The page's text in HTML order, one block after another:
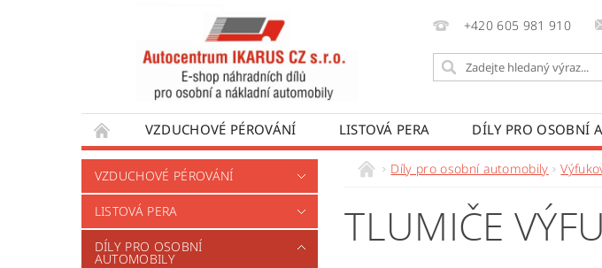
+420 605 981 910
VZDUCHOVÉ PÉROVÁNÍ LISTOVÁ PERA DÍLY PRO OSOBNÍ
DÍLY PRO AUTOBUSY
DÍLY PRO UŽÍTKOVÉ VOZY DÍLY PRO
VÝROBA VENTILŮ MOTORU
VZDUCHOVÉ PÉROVÁNÍ
LISTOVÁ PERA
DÍLY PRO OSOBNÍ
AUTOMOBILY
Díly pro osobní automobily
TLUMIČE